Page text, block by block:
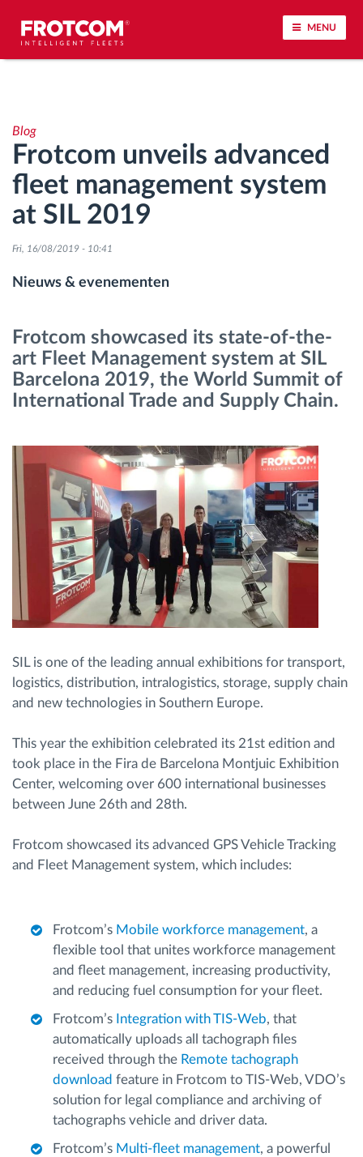
MENU
Rijgedrag analyse
Controle van rijtijden
Personeelsbeheer
Brandstofbeheer
Routeplanning en -monitoring
Automatische bestuurdersidentificatie
Ontdek alle functies
Hoe we de noden van elke vlootactiviteit
oplossen
Blog
Frotcom unveils advanced
fleet management system
at SIL 2019
Fri, 16/08/2019 - 10:41
Nieuws & evenementen
Frotcom showcased its state-of-the-
art Fleet Management system at SIL
Barcelona 2019, the World Summit of
International Trade and Supply Chain.
SIL is one of the leading annual exhibitions for transport,
logistics, distribution, intralogistics, storage, supply chain
and new technologies in Southern Europe.
This year the exhibition celebrated its 21st edition and
took place in the Fira de Barcelona Montjuic Exhibition
Center, welcoming over 600 international businesses
between June 26th and 28th.
Frotcom showcased its advanced GPS Vehicle Tracking
and Fleet Management system, which includes:
Frotcom’s Mobile workforce management, a
flexible tool that unites workforce management
and fleet management, increasing productivity,
and reducing fuel consumption for your fleet.
Frotcom’s Integration with TIS-Web, that
automatically uploads all tachograph files
received through the Remote tachograph
download feature in Frotcom to TIS-Web, VDO’s
solution for legal compliance and archiving of
tachographs vehicle and driver data.
Frotcom’s Multi-fleet management, a powerful